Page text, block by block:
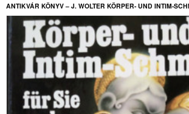
ANTIKVÁR KÖNYV – J. WOLTER KÖRPER- UND INTIM-